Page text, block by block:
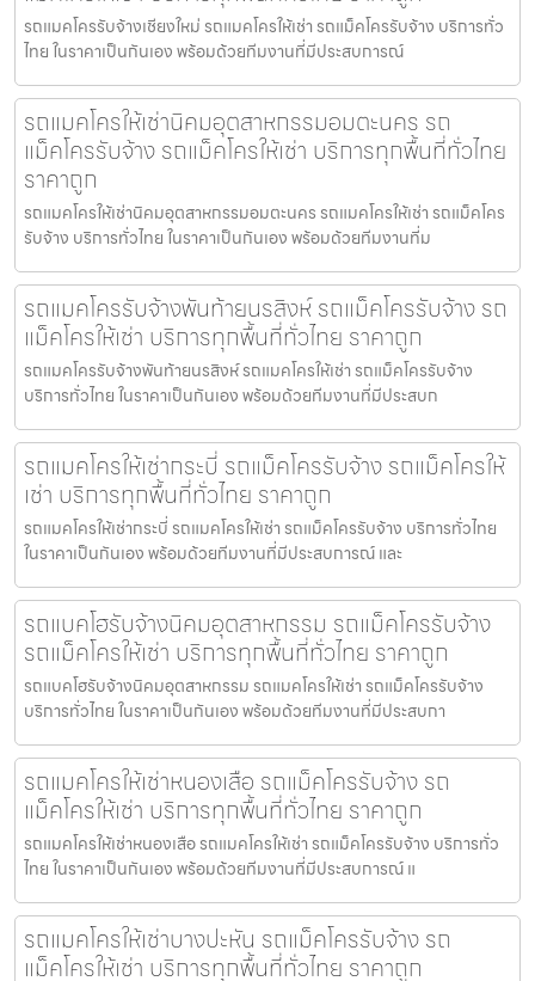
รถแมคโครรับจ้างเชียงใหม่ รถแมคโครให้เช่า รถแม็คโครรับจ้าง บริการทั่ว
ไทย ในราคาเป็นกันเอง พร้อมด้วยทีมงานที่มีประสบการณ์
รถแมคโครให้เช่านิคมอุตสาหกรรมอมตะนคร รถ
แม็คโครรับจ้าง รถแม็คโครให้เช่า บริการทุกพื้นที่ทั่วไทย
ราคาถูก
รถแมคโครให้เช่านิคมอุตสาหกรรมอมตะนคร รถแมคโครให้เช่า รถแม็คโคร
รับจ้าง บริการทั่วไทย ในราคาเป็นกันเอง พร้อมด้วยทีมงานที่ม
รถแมคโครรับจ้างพันท้ายนรสิงห์ รถแม็คโครรับจ้าง รถ
แม็คโครให้เช่า บริการทุกพื้นที่ทั่วไทย ราคาถูก
รถแมคโครรับจ้างพันท้ายนรสิงห์ รถแมคโครให้เช่า รถแม็คโครรับจ้าง
บริการทั่วไทย ในราคาเป็นกันเอง พร้อมด้วยทีมงานที่มีประสบก
รถแมคโครให้เช่ากระบี่ รถแม็คโครรับจ้าง รถแม็คโครให้
เช่า บริการทุกพื้นที่ทั่วไทย ราคาถูก
รถแมคโครให้เช่ากระบี่ รถแมคโครให้เช่า รถแม็คโครรับจ้าง บริการทั่วไทย
ในราคาเป็นกันเอง พร้อมด้วยทีมงานที่มีประสบการณ์ และ
รถแบคโฮรับจ้างนิคมอุตสาหกรรม รถแม็คโครรับจ้าง
รถแม็คโครให้เช่า บริการทุกพื้นที่ทั่วไทย ราคาถูก
รถแบคโฮรับจ้างนิคมอุตสาหกรรม รถแมคโครให้เช่า รถแม็คโครรับจ้าง
บริการทั่วไทย ในราคาเป็นกันเอง พร้อมด้วยทีมงานที่มีประสบกา
รถแมคโครให้เช่าหนองเสือ รถแม็คโครรับจ้าง รถ
แม็คโครให้เช่า บริการทุกพื้นที่ทั่วไทย ราคาถูก
รถแมคโครให้เช่าหนองเสือ รถแมคโครให้เช่า รถแม็คโครรับจ้าง บริการทั่ว
ไทย ในราคาเป็นกันเอง พร้อมด้วยทีมงานที่มีประสบการณ์ แ
รถแมคโครให้เช่าบางปะหัน รถแม็คโครรับจ้าง รถ
แม็คโครให้เช่า บริการทุกพื้นที่ทั่วไทย ราคาถูก